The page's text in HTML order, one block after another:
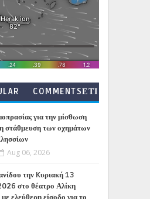
COMMENTSΕΤΙ
για την μίσθωση
στάθμευση των οχημάτων
Aug 06, 2026
την Kυριακή 13
στο θέατρο Αλίκη